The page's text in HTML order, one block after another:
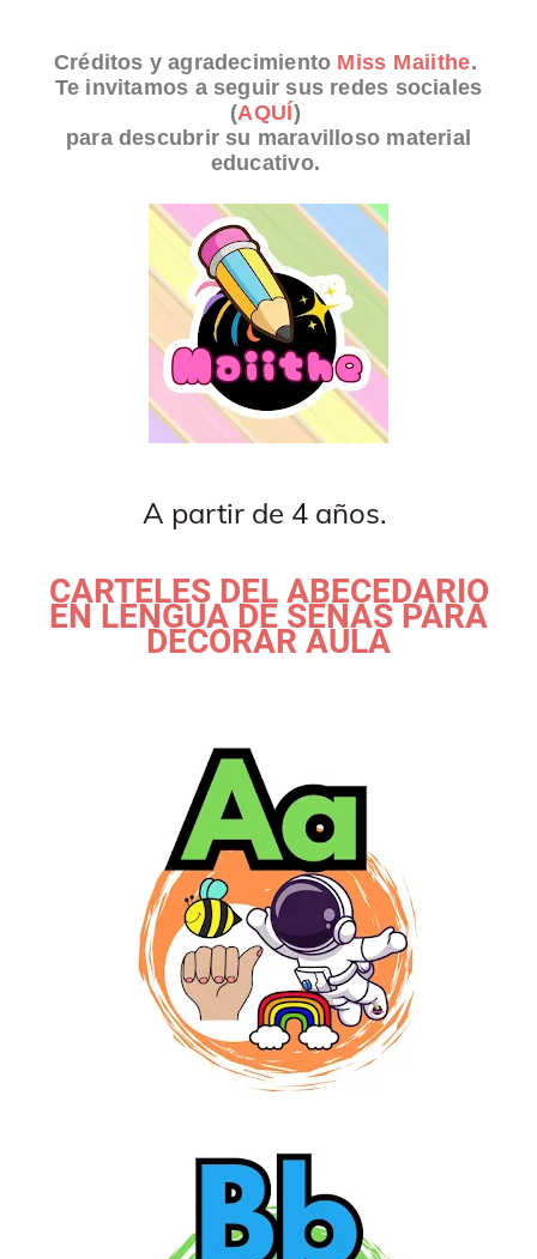
Créditos y agradecimiento Miss Maiithe.
Te invitamos a seguir sus redes sociales
(AQUÍ)
para descubrir su maravilloso material
educativo.
A partir de 4 años.
CARTELES DEL ABECEDARIO
EN LENGUA DE SEÑAS PARA
DECORAR AULA